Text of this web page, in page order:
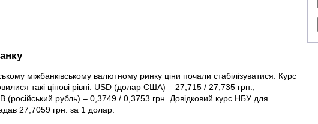
міжбанківському валютному ринку ціни почали стабілізуватися. Курс
такі цінові рівні: USD (долар США) – 27,715 / 27,735 грн.,
рубль) – 0,3749 / 0,3753 грн. Довідковий курс НБУ для
27,7059 грн. за 1 долар.